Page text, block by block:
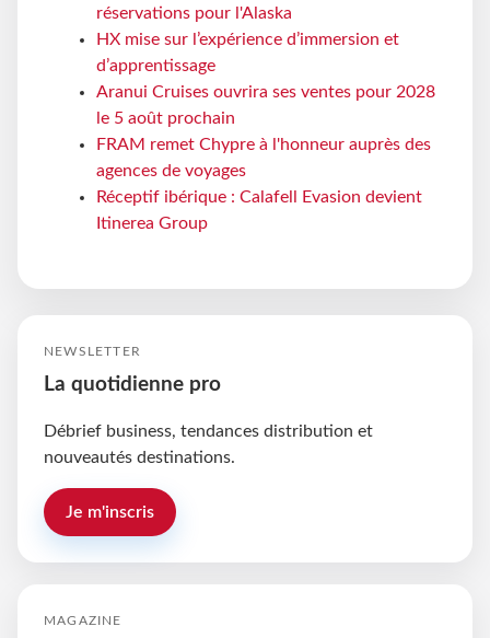
réservations pour l'Alaska
HX mise sur l’expérience d’immersion et
d’apprentissage
Aranui Cruises ouvrira ses ventes pour 2028
le 5 août prochain
FRAM remet Chypre à l'honneur auprès des
agences de voyages
Réceptif ibérique : Calafell Evasion devient
Itinerea Group
NEWSLETTER
La quotidienne pro
Débrief business, tendances distribution et
nouveautés destinations.
Je m'inscris
MAGAZINE